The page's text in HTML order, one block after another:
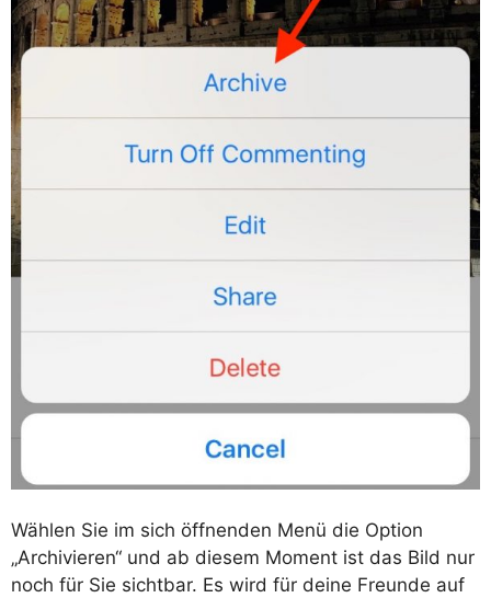
Wählen Sie im sich öffnenden Menü die Option
„Archivieren“ und ab diesem Moment ist das Bild nur
noch für Sie sichtbar. Es wird für deine Freunde auf